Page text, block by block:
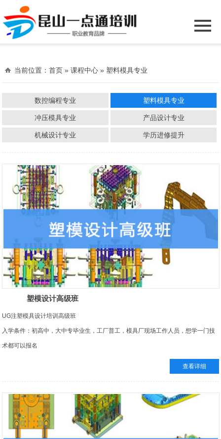
当前位置：首页 » 课程中心 » 塑料模具专业
数控编程专业 塑料模具专业
冲压模具专业 产品设计专业
机械设计专业 学历进修提升
塑模设计高级班
UG注塑模具设计培训高级班
入学条件：初高中，大中专毕业生，工厂普工，模具厂现场工作人员，想学一门技
术都可以报名
证书颁发：经考试合格者，获得人力资源和社会保障部颁发的《高级模具设计工程
就业安排：免费推荐就业，学校定期组织招聘会
学习周期：全职班4个月，业余班6个月
实习安排：学校有自己的设计部门（目前全职设计师7名），学员在课程结束后调入
查看详细